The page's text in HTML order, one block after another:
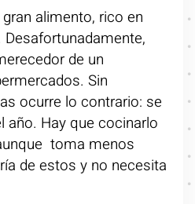
alimento, rico en
de un
Sin
ocurre lo contrario: se
año. Hay que cocinarlo
toma menos
de estos y no necesita